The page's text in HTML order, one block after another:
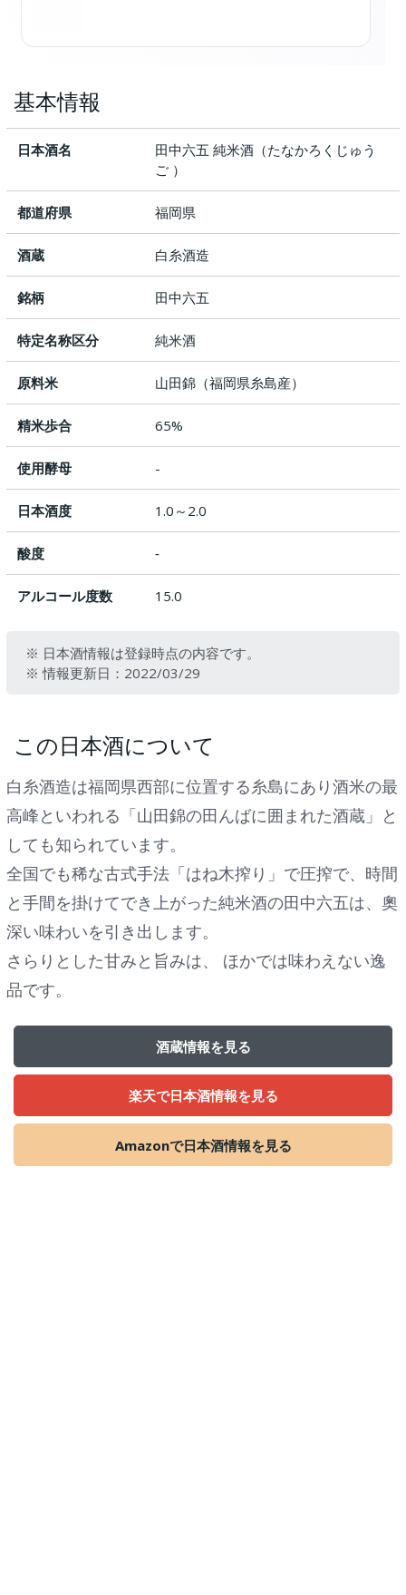
基本情報
日本酒名
田中六五 純米酒（たなかろくじゅう
ご ）
都道府県 福岡県
酒蔵 白糸酒造
銘柄 田中六五
特定名称区分 純米酒
原料米 山田錦（福岡県糸島産）
精米歩合 65%
使用酵母 -
日本酒度 1.0～2.0
酸度 ‐
アルコール度数 15.0
※ 日本酒情報は登録時点の内容です。
※ 情報更新日：2022/03/29
この日本酒について
白糸酒造は福岡県西部に位置する糸島にあり酒米の最
高峰といわれる「山田錦の田んばに囲まれた酒蔵」と
しても知られています。
全国でも稀な古式手法「はね木搾り」で圧搾で、時間
と手間を掛けてでき上がった純米酒の田中六五は、奧
深い味わいを引き出します。
さらりとした甘みと旨みは、 ほかでは味わえない逸
品です。
酒蔵情報を見る
楽天で日本酒情報を見る
Amazonで日本酒情報を見る